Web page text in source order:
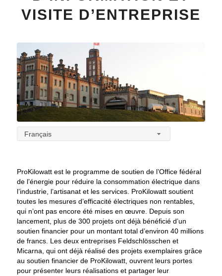
VISITE D’ENTREPRISE
Français
ProKilowatt est le programme de soutien de l’Office fédéral
de l’énergie pour réduire la consommation électrique dans
l’industrie, l’artisanat et les services. ProKilowatt soutient
toutes les mesures d’efficacité électriques non rentables,
qui n’ont pas encore été mises en œuvre. Depuis son
lancement, plus de 300 projets ont déjà bénéficié d’un
soutien financier pour un montant total d’environ 40 millions
de francs. Les deux entreprises Feldschlösschen et
Micarna, qui ont déjà réalisé des projets exemplaires grâce
au soutien financier de ProKilowatt, ouvrent leurs portes
pour présenter leurs réalisations et partager leur